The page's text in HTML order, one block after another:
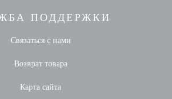
ПОДДЕРЖКИ
Связаться с нами
Возврат товара
Карта сайта